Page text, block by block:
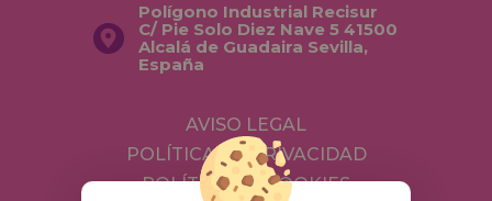
Polígono Industrial Recisur
C/ Pie Solo Diez Nave 5 41500
Alcalá de Guadaira Sevilla,
España
AVISO LEGAL
POLÍTICA DE PRIVACIDAD
POLÍTICA DE COOKIES